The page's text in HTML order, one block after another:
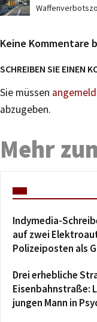
Keine Kommentare
SCHREIBEN SIE EINEN
Sie müssen
abzugeben.
Mehr
Indymedia-
auf zwei
Polizeiposten als
Drei erhebliche
Eisenbahnstraße:
jungen Mann in